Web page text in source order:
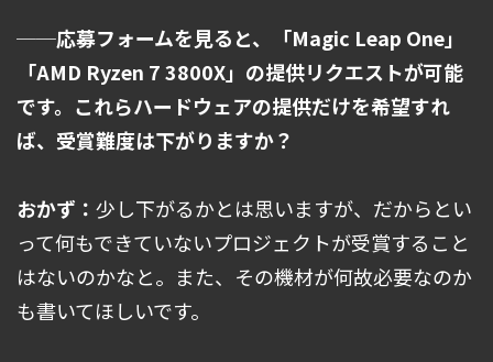
──応募フォームを見ると、「Magic Leap One」
「AMD Ryzen 7 3800X」の提供リクエストが可能
です。これらハードウェアの提供だけを希望すれ
ば、受賞難度は下がりますか？
おかず： 少し下がるかとは思いますが、だからとい
って何もできていないプロジェクトが受賞すること
はないのかなと。また、その機材が何故必要なのか
も書いてほしいです。